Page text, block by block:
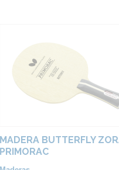
MADERA BUTTERFLY
PRIMORAC